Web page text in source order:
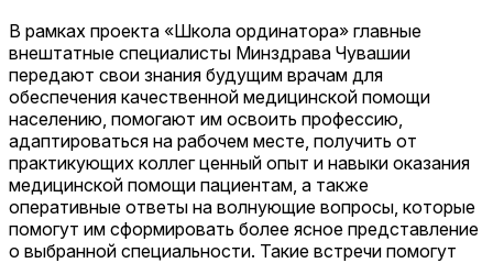
В рамках проекта «Школа ординатора» главные
внештатные специалисты Минздрава Чувашии
передают свои знания будущим врачам для
обеспечения качественной медицинской помощи
населению, помогают им освоить профессию,
адаптироваться на рабочем месте, получить от
практикующих коллег ценный опыт и навыки оказания
медицинской помощи пациентам, а также
оперативные ответы на волнующие вопросы, которые
помогут им сформировать более ясное представление
о выбранной специальности. Такие встречи помогут